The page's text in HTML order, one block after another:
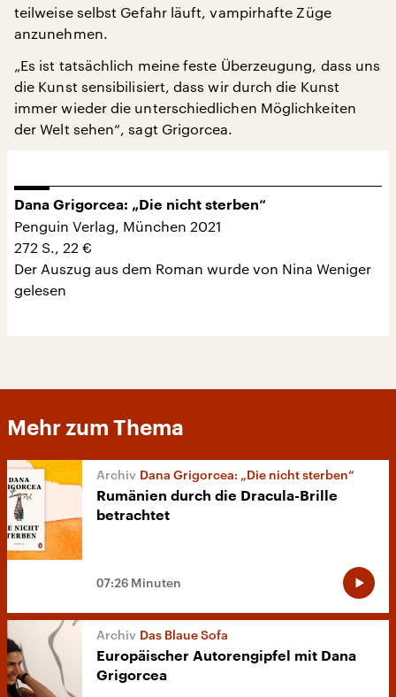
teilweise selbst Gefahr läuft, vampirhafte Züge
anzunehmen.
„Es ist tatsächlich meine feste Überzeugung, dass uns
die Kunst sensibilisiert, dass wir durch die Kunst
immer wieder die unterschiedlichen Möglichkeiten
der Welt sehen“, sagt Grigorcea.
Dana Grigorcea: „Die nicht sterben“
Penguin Verlag, München 2021
272 S., 22 €
Der Auszug aus dem Roman wurde von Nina Weniger
gelesen
Mehr zum Thema
Dana Grigorcea: „Die nicht sterben“
Rumänien durch die Dracula-Brille
betrachtet
07:26 Minuten
Das Blaue Sofa
Europäischer Autorengipfel mit Dana
Grigorcea